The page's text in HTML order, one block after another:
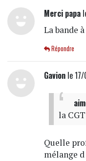
Merci papa
La bande
Répondre
Gavionle 17/
la
Quelle
mélange